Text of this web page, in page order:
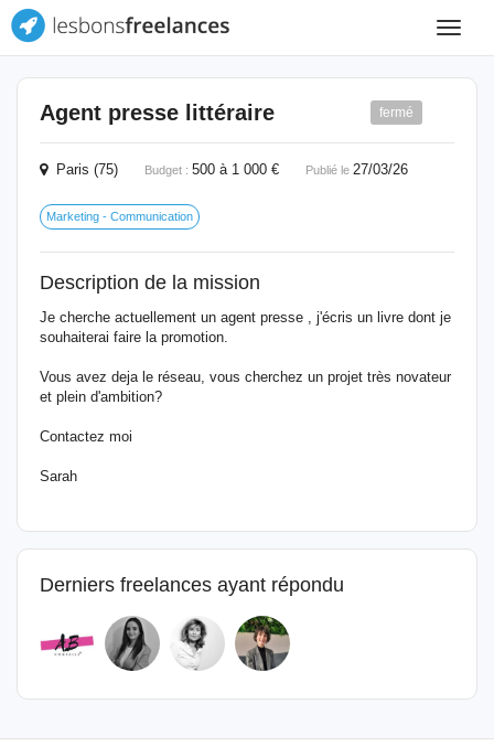
Toggle
Agent presse littéraire fermé
Paris (75) Budget : 500 à 1 000 € Publié le 27/03/26
Marketing - Communication
Description de la mission
Je cherche actuellement un agent presse , j'écris un livre dont je
souhaiterai faire la promotion.
Vous avez deja le réseau, vous cherchez un projet très novateur
et plein d'ambition?
Contactez moi
Sarah
Derniers freelances ayant répondu